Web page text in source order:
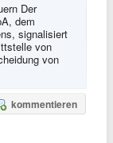
Der
dem
signalisiert
von
von
kommentieren